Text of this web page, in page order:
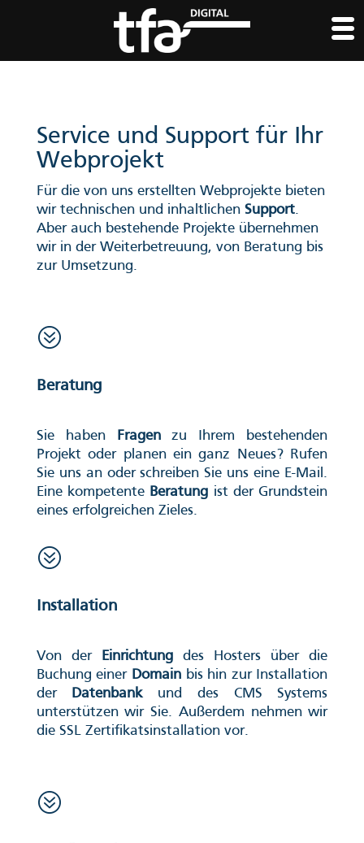
Service und Support für Ihr
Webprojekt
Für die von uns erstellten Webprojekte bieten
wir technischen und inhaltlichen Support.
Aber auch bestehende Projekte übernehmen
wir in der Weiterbetreuung, von Beratung bis
zur Umsetzung.
?
Beratung
Sie haben Fragenzu Ihrem bestehenden
Projekt oder planen ein ganz Neues? Rufen
Sie uns an oder schreiben Sie uns eine E-Mail.
Eine kompetente Beratung ist der Grundstein
eines erfolgreichen Zieles.
?
Installation
Von der Einrichtungdes Hosters über die
Buchung einer Domainbis hin zur Installation
der
Datenbankund des CMS Systems
unterstützen wir Sie. Außerdem nehmen wir
die SSL Zertifikatsinstallation vor.
?